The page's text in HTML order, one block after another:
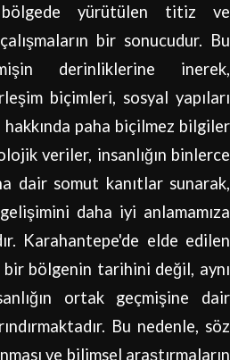
yürütülen titiz ve
bir sonucudur. Bu
derinliklerine inerek,
biçimleri, sosyal yapıları
paha biçilmez bilgiler
veriler, insanlığın binlerce
dair somut kanıtlar sunarak,
daha iyi anlamamıza
Karahantepe'de elde edilen
bölgenin tarihini değil, aynı
ortak geçmişine dair
Bu nedenle, söz
ve bilimsel araştırmaların